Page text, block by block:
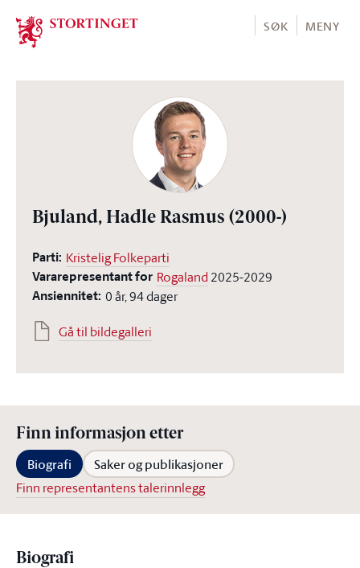
Stortinget.no
SØK MENY
Bjuland, Hadle Rasmus (2000-)
Parti: Kristelig Folkeparti
Vararepresentant for Rogaland 2025-2029
Ansiennitet: 0 år, 94 dager
Gå til bildegalleri
Finn informasjon etter
Biografi Saker og publikasjoner
Finn representantens talerinnlegg
Biografi